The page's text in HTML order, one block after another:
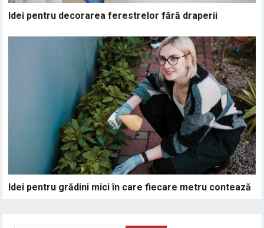
Idei pentru decorarea ferestrelor fără draperii
Idei pentru grădini mici în care fiecare metru contează